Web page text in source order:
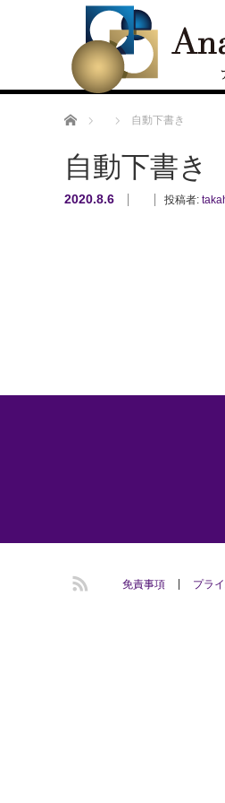
ホーム 自動下書き
自動下書き
2020.8.6 投稿者:
免責事項 プラ